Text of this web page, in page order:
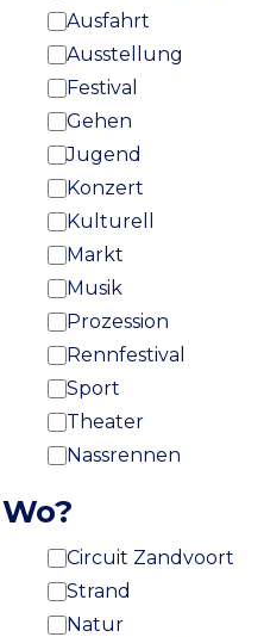
Ausfahrt
Ausstellung
Festival
Gehen
Jugend
Konzert
Kulturell
Markt
Musik
Prozession
Rennfestival
Sport
Theater
Nassrennen
Wo?
Circuit Zandvoort
Strand
Natur